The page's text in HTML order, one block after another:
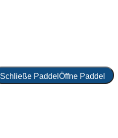
Schließe Paddel Öffne Paddel